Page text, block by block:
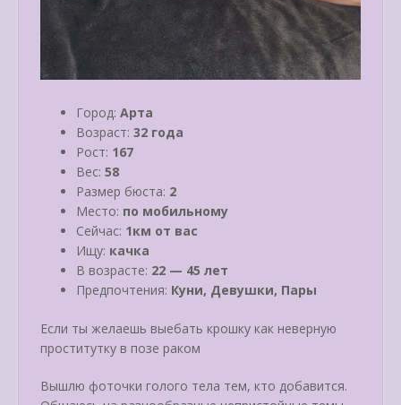
Город: Арта
Возраст: 32 года
Рост: 167
Вес: 58
Размер бюста: 2
Место: по мобильному
Сейчас: 1км от вас
Ищу: качка
В возрасте: 22 — 45 лет
Предпочтения: Куни, Девушки, Пары
Если ты желаешь выебать крошку как неверную
проститутку в позе раком
Вышлю фоточки голого тела тем, кто добавится.